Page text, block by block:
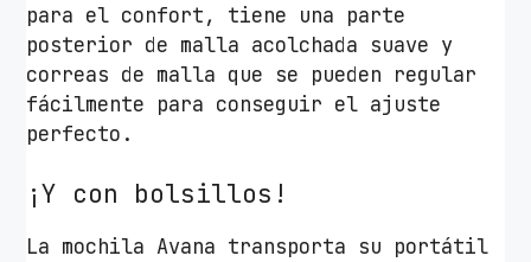
para el confort, tiene una parte
posterior de malla acolchada suave y
correas de malla que se pueden regular
fácilmente para conseguir el ajuste
perfecto.
¡Y con bolsillos!
La mochila Avana transporta su portátil